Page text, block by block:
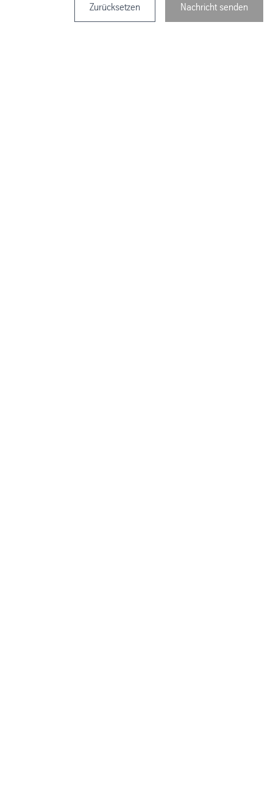
Zurücksetzen Nachricht senden